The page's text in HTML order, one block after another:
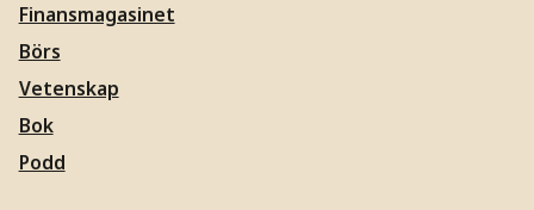
Finansmagasinet
Börs
Vetenskap
Bok
Podd